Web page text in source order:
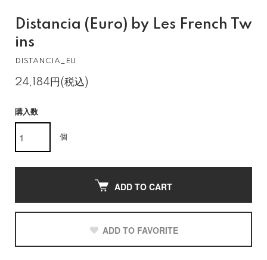
Distancia (Euro) by Les French Tw
ins
DISTANCIA_EU
24,184円(税込)
購入数
個
ADD TO CART
ADD TO FAVORITE